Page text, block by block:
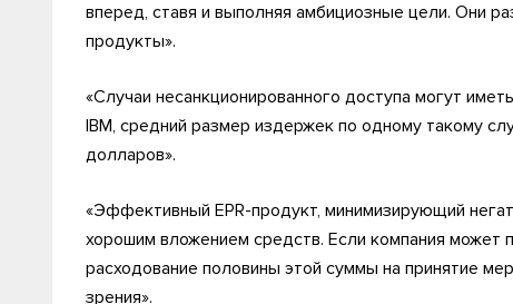
вперед, ставя и выполняя амбициозные цели. Они
продукты».
«Случаи несанкционированного доступа могут
IBM, средний размер издержек по одному такому
долларов».
«Эффективный EPR-продукт, минимизирующий
хорошим вложением средств. Если компания может
расходование половины этой суммы на принятие
зрения».